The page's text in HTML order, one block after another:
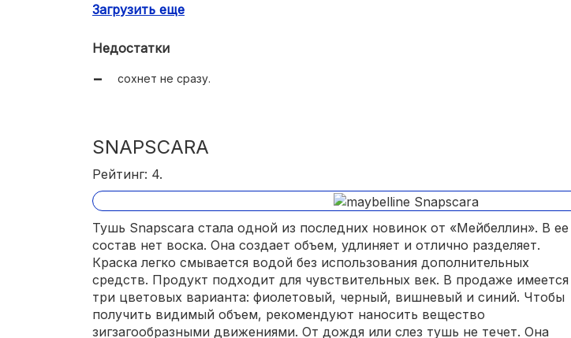
яркая пигментация.
Загрузить еще
Недостатки
сохнет не сразу.
SNAPSCARA
Рейтинг: 4.
Тушь Snapscara стала одной из последних новинок от «Мейбеллин». В ее
состав нет воска. Она создает объем, удлиняет и отлично разделяет.
Краска легко смывается водой без использования дополнительных
средств. Продукт подходит для чувствительных век. В продаже имеется
три цветовых варианта: фиолетовый, черный, вишневый и синий. Чтобы
получить видимый объем, рекомендуют наносить вещество
зигзагообразными движениями. От дождя или слез тушь не течет. Она